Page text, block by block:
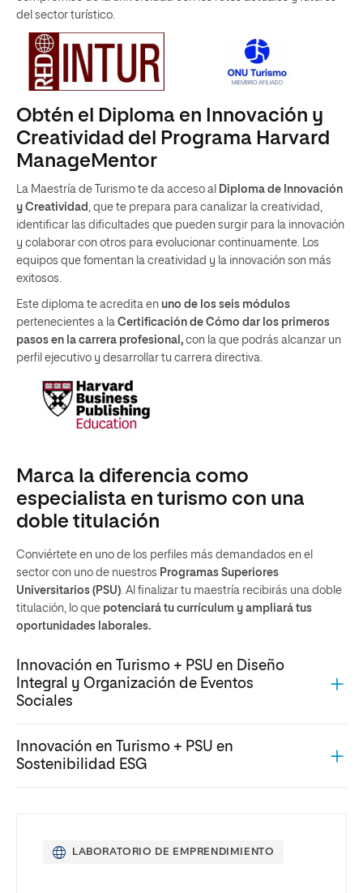
del sector turístico.
Obtén el Diploma en Innovación y
Creatividad del Programa Harvard
ManageMentor
La Maestría de Turismo te da acceso al Diploma de Innovación
y Creatividad, que te prepara para canalizar la creatividad,
identificar las dificultades que pueden surgir para la innovación
y colaborar con otros para evolucionar continuamente. Los
equipos que fomentan la creatividad y la innovación son más
exitosos.
Este diploma te acredita en uno de los seis módulos
pertenecientes a la Certificación de Cómo dar los primeros
pasos en la carrera profesional, con la que podrás alcanzar un
perfil ejecutivo y desarrollar tu carrera directiva.
Marca la diferencia como
especialista en turismo con una
doble titulación
Conviértete en uno de los perfiles más demandados en el
sector con uno de nuestros Programas Superiores
Universitarios (PSU). Al finalizar tu maestría recibirás una doble
titulación, lo que potenciará tu currículum y ampliará tus
oportunidades laborales.
Innovación en Turismo + PSU en Diseño
Integral y Organización de Eventos
Sociales
Innovación en Turismo + PSU en
Sostenibilidad ESG
LABORATORIO DE EMPRENDIMIENTO